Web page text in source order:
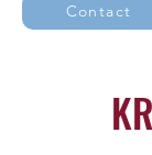
Contact